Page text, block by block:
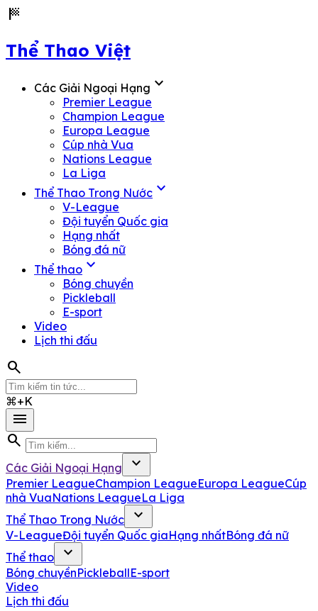
sports_score
Thể Thao Việt
Các Giải Ngoại Hạng expand_more
Premier League
Champion League
Europa League
Cúp nhà Vua
Nations League
La Liga
Thể Thao Trong Nước expand_more
V-League
Đội tuyển Quốc gia
Hạng nhất
Bóng đá nữ
Thể thao expand_more
Bóng chuyền
Pickleball
E-sport
Video
Lịch thi đấu
search
⌘+K
menu
search
Các Giải Ngoại Hạng expand_more
Premier LeagueChampion LeagueEuropa LeagueCúp
nhà VuaNations LeagueLa Liga
Thể Thao Trong Nước
expand_more
V-LeagueĐội tuyển Quốc giaHạng nhấtBóng đá nữ
Thể thao
expand_more
Bóng chuyềnPickleballE-sport
Video
Lịch thi đấu